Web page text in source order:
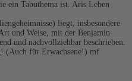
ein Tabuthema ist. Aris Leben
liegt, insbesondere
und Weise, mit der Benjamin
und nachvollziehbar beschrieben.
(Auch für Erwachsene!) mf